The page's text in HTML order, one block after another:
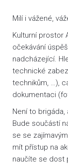
Milí i vážené,
Kulturní prostor
očekávání
nadcházející.
technické
technikům, …),
dokumentaci
Není to
Bude součástí
se se
mít přístup na
naučíte se dost